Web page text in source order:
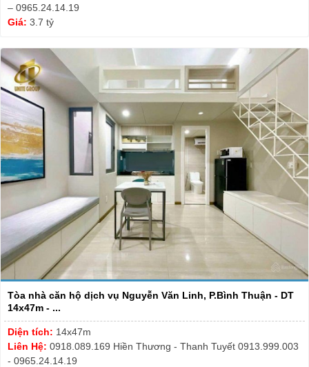
– 0965.24.14.19
Giá: 3.7 tỷ
Tòa nhà căn hộ dịch vụ Nguyễn Văn Linh, P.Bình Thuận - DT
14x47m - ...
Diện tích: 14x47m
Liên Hệ: 0918.089.169 Hiền Thương - Thanh Tuyết 0913.999.003
- 0965.24.14.19